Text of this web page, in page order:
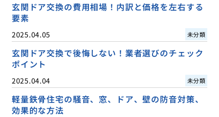
玄関ドア交換の費用相場！内訳と価格を左右する
要素
2025.04.05 未分類
玄関ドア交換で後悔しない！業者選びのチェック
ポイント
2025.04.04 未分類
軽量鉄骨住宅の騒音、窓、ドア、壁の防音対策、
効果的な方法